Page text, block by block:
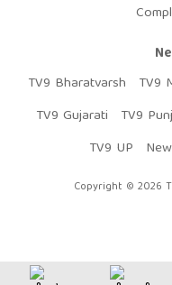
TV9 Bharatvarsh
TV9
TV9 Gujarati
TV9
TV9 UP
Copyright © 2026